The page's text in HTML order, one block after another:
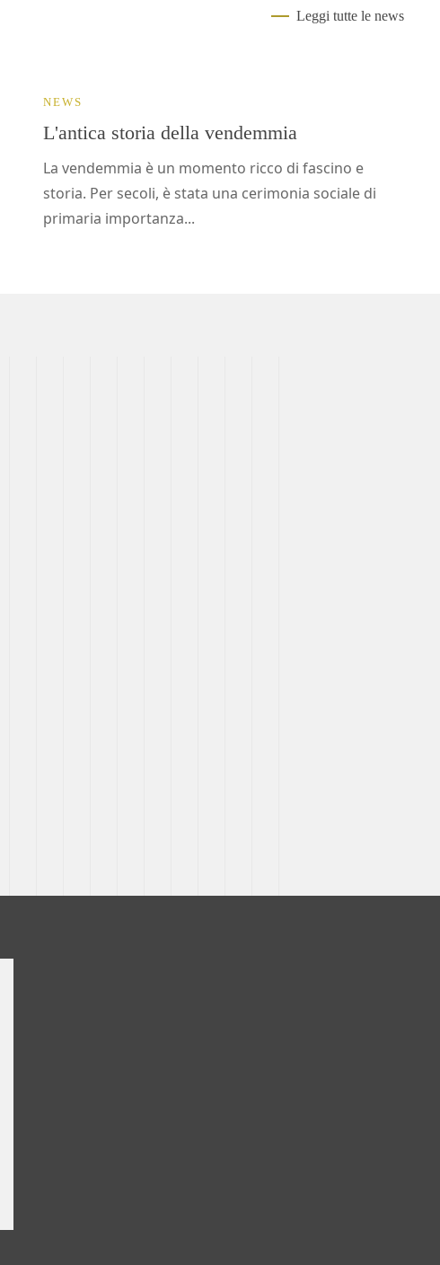
Leggi tutte le news
NEWS
L'antica storia della vendemmia
La vendemmia è un momento ricco di fascino e
storia. Per secoli, è stata una cerimonia sociale di
primaria importanza...